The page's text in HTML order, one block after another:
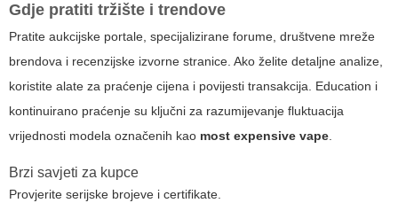
Gdje pratiti tržište i trendove
Pratite aukcijske portale, specijalizirane forume, društvene mreže
brendova i recenzijske izvorne stranice. Ako želite detaljne analize,
koristite alate za praćenje cijena i povijesti transakcija. Education i
kontinuirano praćenje su ključni za razumijevanje fluktuacija
vrijednosti modela označenih kao most expensive vape.
Brzi savjeti za kupce
Provjerite serijske brojeve i certifikate.